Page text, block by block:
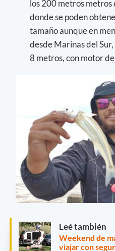
los 200 metros metros
donde se poden
tamaño aunque en
desde Marinas del
8 metros, con motor
Leé también
Weekend de
viajar con